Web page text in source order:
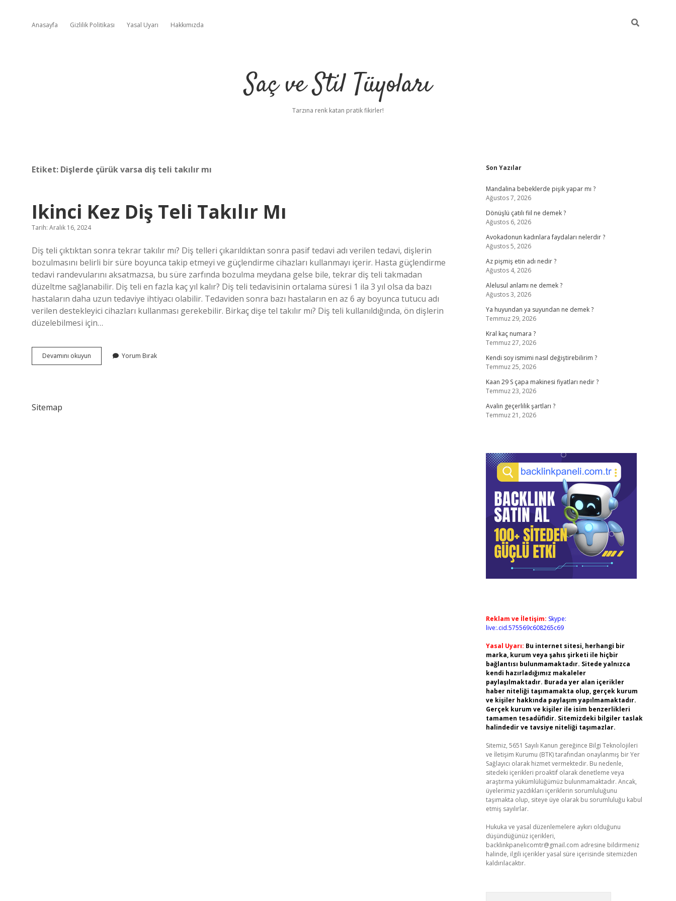
Anasayfa Gizlilik Politikası Yasal Uyarı Hakkımızda
Saç ve Stil Tüyoları
Tarzına renk katan pratik fikirler!
Etiket: Dişlerde çürük varsa diş teli takılır mı
Ikinci Kez Diş Teli Takılır Mı
Tarih: Aralık 16, 2024
Diş teli çıktıktan sonra tekrar takılır mı? Diş telleri çıkarıldıktan sonra pasif tedavi adı verilen tedavi, dişlerin
bozulmasını belirli bir süre boyunca takip etmeyi ve güçlendirme cihazları kullanmayı içerir. Hasta güçlendirme
tedavi randevularını aksatmazsa, bu süre zarfında bozulma meydana gelse bile, tekrar diş teli takmadan
düzeltme sağlanabilir. Diş teli en fazla kaç yıl kalır? Diş teli tedavisinin ortalama süresi 1 ila 3 yıl olsa da bazı
hastaların daha uzun tedaviye ihtiyacı olabilir. Tedaviden sonra bazı hastaların en az 6 ay boyunca tutucu adı
verilen destekleyici cihazları kullanması gerekebilir. Birkaç dişe tel takılır mı? Diş teli kullanıldığında, ön dişlerin
düzelebilmesi için…
Devamını okuyun
Kez
Yorum Bırak
Sitemap
Sidebar
Son Yazılar
Mandalina bebeklerde pişik yapar mı ?
Ağustos 7, 2026
Dönüşlü çatılı fiil ne demek ?
Ağustos 6, 2026
Avokadonun kadınlara faydaları nelerdir ?
Ağustos 5, 2026
Az pişmiş etin adı nedir ?
Ağustos 4, 2026
Alelusul anlamı ne demek ?
Ağustos 3, 2026
Ya huyundan ya suyundan ne demek ?
Temmuz 29, 2026
Kral kaç numara ?
Temmuz 27, 2026
Kendi soy ismimi nasıl değiştirebilirim ?
Temmuz 25, 2026
Kaan 29 S çapa makinesi fiyatları nedir ?
Temmuz 23, 2026
Avalin geçerlilik şartları ?
Temmuz 21, 2026
Reklam ve İletişim: Skype:
live:.cid.575569c608265c69
Yasal Uyarı: Bu internet sitesi, herhangi bir
marka, kurum veya şahıs şirketi ile hiçbir
bağlantısı bulunmamaktadır. Sitede yalnızca
kendi hazırladığımız makaleler
paylaşılmaktadır. Burada yer alan içerikler
haber niteliği taşımamakta olup, gerçek kurum
ve kişiler hakkında paylaşım yapılmamaktadır.
Gerçek kurum ve kişiler ile isim benzerlikleri
tamamen tesadüfidir. Sitemizdeki bilgiler taslak
halindedir ve tavsiye niteliği taşımazlar.
Sitemiz, 5651 Sayılı Kanun gereğince Bilgi Teknolojileri
ve İletişim Kurumu (BTK) tarafından onaylanmış bir Yer
Sağlayıcı olarak hizmet vermektedir. Bu nedenle,
sitedeki içerikleri proaktif olarak denetleme veya
araştırma yükümlülüğümüz bulunmamaktadır. Ancak,
üyelerimiz yazdıkları içeriklerin sorumluluğunu
taşımakta olup, siteye üye olarak bu sorumluluğu kabul
etmiş sayılırlar.
Hukuka ve yasal düzenlemelere aykırı olduğunu
düşündüğünüz içerikleri,
backlinkpanelicomtr@gmail.com adresine bildirmeniz
halinde, ilgili içerikler yasal süre içerisinde sitemizden
kaldırılacaktır.